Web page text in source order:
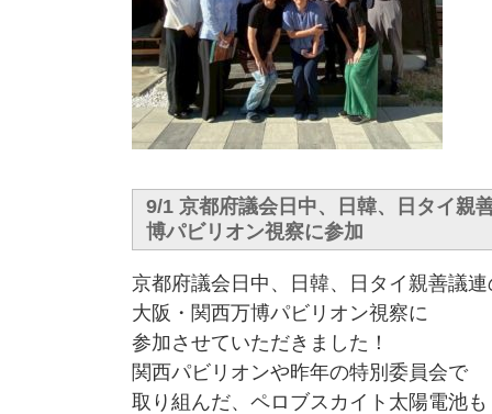
9/1 京都府議会日中、日韓、日タイ親
博パビリオン視察に参加
京都府議会日中、日韓、日タイ親善議連
大阪・関西万博パビリオン視察に
参加させていただきました！
関西パビリオンや昨年の特別委員会で
取り組んだ、ペロブスカイト太陽電池も